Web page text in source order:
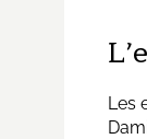
Les